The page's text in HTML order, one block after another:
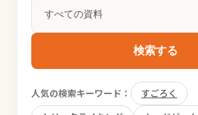
検索する
人気の検索キーワード：
すごろく